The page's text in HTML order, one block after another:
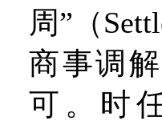
周”（
商事调
可。时